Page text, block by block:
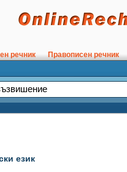
речник Правописен речник
език